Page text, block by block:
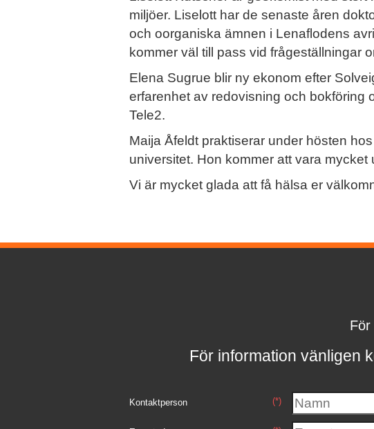
miljöer. Liselott har de senaste åren
och oorganiska ämnen i Lenaflodens
kommer väl till pass vid frågeställningar
Elena Sugrue blir ny ekonom efter
erfarenhet av redovisning och bokföring
Tele2.
Maija Åfeldt praktiserar under hösten
universitet. Hon kommer att vara
Vi är mycket glada att få hälsa er
För information vänligen
Kontaktperson (*)